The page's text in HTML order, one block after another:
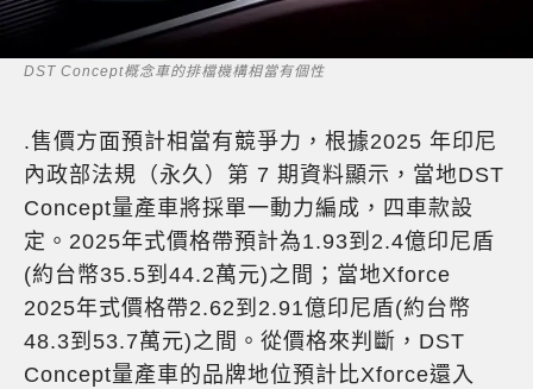
DST Concept概念車的排檔機構相當有個性
.售價方面預計相當有競爭力，根據2025 年印尼
內政部法規（永久）第 7 期資料顯示，當地DST
Concept量產車將採單一動力編成，四車款設
定。2025年式價格帶預計為1.93到2.4億印尼盾
(約台幣35.5到44.2萬元)之間；當地Xforce
2025年式價格帶2.62到2.91億印尼盾(約台幣
48.3到53.7萬元)之間。從價格來判斷，DST
Concept量產車的品牌地位預計比Xforce還入